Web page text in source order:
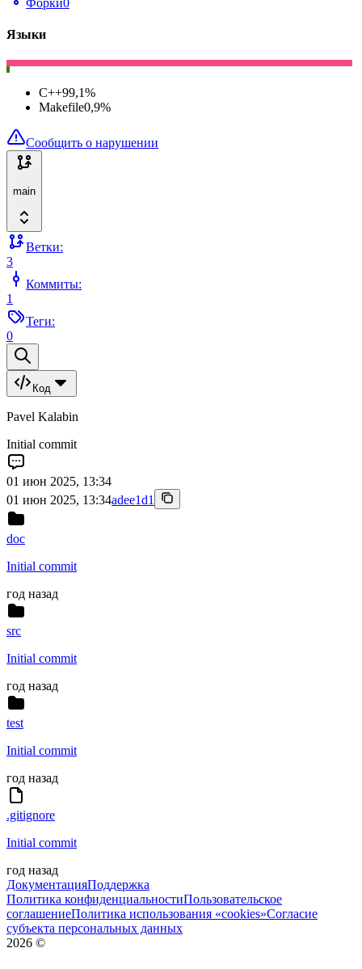
Форки0
Языки
C++99,1%
Makefile0,9%
Сообщить о нарушении
main
Ветки:
3
Коммиты:
1
Теги:
0
Код
Pavel Kalabin
Initial commit
01 июн 2025, 13:34
01 июн 2025, 13:34adee1d1
doc
Initial commit
год назад
src
Initial commit
год назад
test
Initial commit
год назад
.gitignore
Initial commit
год назад
ДокументацияПоддержка
Политика конфиденциальностиПользовательское
соглашениеПолитика использования «cookies»Согласие
субъекта персональных данных
2026 ©